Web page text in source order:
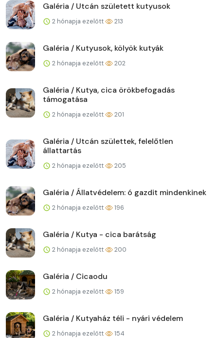
Galéria / Utcán született kutyusok
2 hónapja ezelőtt 213
Galéria / Kutyusok, kölyök kutyák
2 hónapja ezelőtt 202
Galéria / Kutya, cica örökbefogadás
támogatása
2 hónapja ezelőtt 201
Galéria / Utcán születtek, felelőtlen
állattartás
2 hónapja ezelőtt 205
Galéria / Állatvédelem: ó gazdit mindenkinek
2 hónapja ezelőtt 196
Galéria / Kutya - cica barátság
2 hónapja ezelőtt 200
Galéria / Cicaodu
2 hónapja ezelőtt 159
Galéria / Kutyaház téli - nyári védelem
2 hónapja ezelőtt 154